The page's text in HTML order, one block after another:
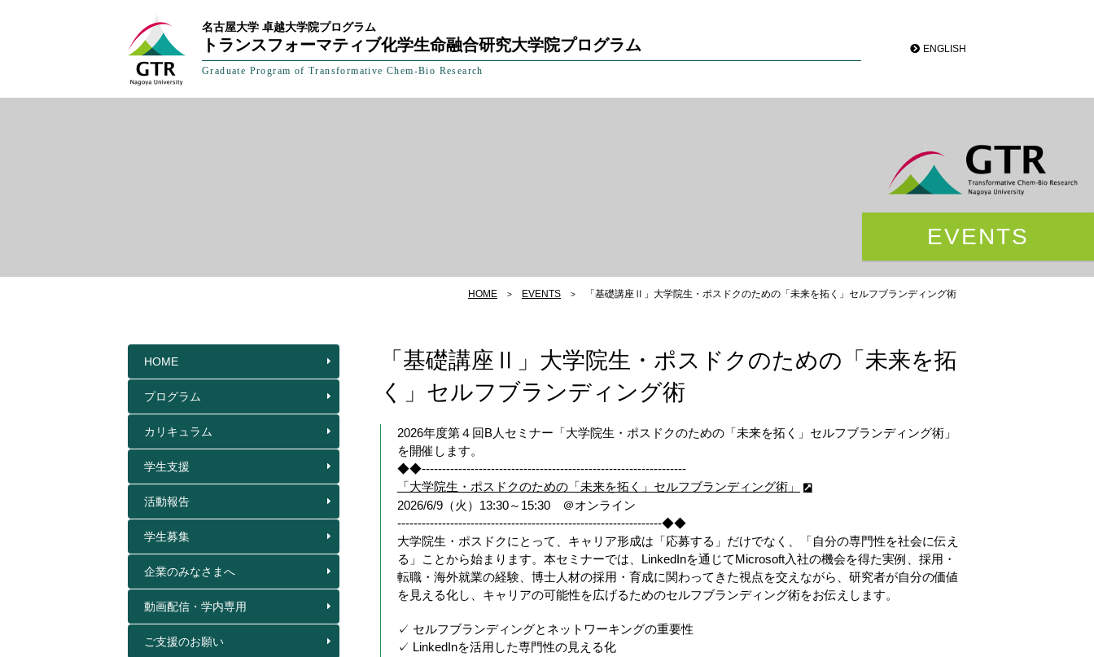
名古屋大学 卓越大学院プログラム
トランスフォーマティブ化学生命融合研究大学院プログラム
Graduate Program of Transformative Chem-Bio Research
ENGLISH
EVENTS
HOME EVENTS 「基礎講座Ⅱ」大学院生・ポスドクのための「未来を拓く」セルフブランディング術
「基礎講座Ⅱ」大学院生・ポスドクのための「未来を拓
く」セルフブランディング術
2026年度第４回B人セミナー「大学院生・ポスドクのための「未来を拓く」セルフブランディング術」
を開催します。
◆◆-----------------------------------------------------------------
「大学院生・ポスドクのための「未来を拓く」セルフブランディング術」
2026/6/9（火）13:30～15:30 ＠オンライン
-----------------------------------------------------------------◆◆
大学院生・ポスドクにとって、キャリア形成は「応募する」だけでなく、「自分の専門性を社会に伝え
る」ことから始まります。本セミナーでは、LinkedInを通じてMicrosoft入社の機会を得た実例、採用・
転職・海外就業の経験、博士人材の採用・育成に関わってきた視点を交えながら、研究者が自分の価値
を見える化し、キャリアの可能性を広げるためのセルフブランディング術をお伝えします。
✓ セルフブランディングとネットワーキングの重要性
✓ LinkedInを活用した専門性の見える化
HOME
プログラム
カリキュラム
学生支援
活動報告
学生募集
企業のみなさまへ
動画配信・学内専用
ご支援のお願い